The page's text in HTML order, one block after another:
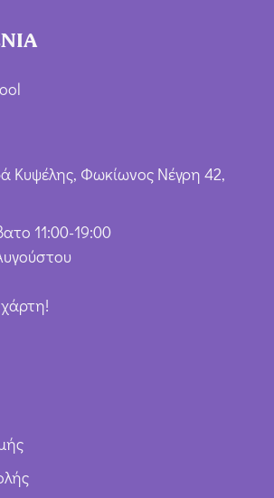
Κυψέλης, Φωκίωνος Νέγρη 42,
11:00-19:00